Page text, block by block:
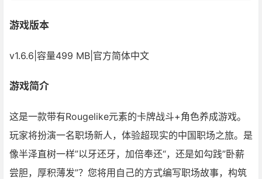
游戏版本
v1.6.6|容量499 MB|官方简体中文
游戏简介
这是一款带有Rougelike元素的卡牌战斗+角色养成游戏。
玩家将扮演一名职场新人，体验超现实的中国职场之旅。是
像半泽直树一样”以牙还牙，加倍奉还“，还是如勾践”卧薪
尝胆，厚积薄发”？您将用自己的方式编写职场故事，构筑